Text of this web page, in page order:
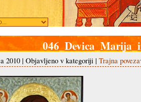
2010 | Objavljeno v kategoriji | Trajna